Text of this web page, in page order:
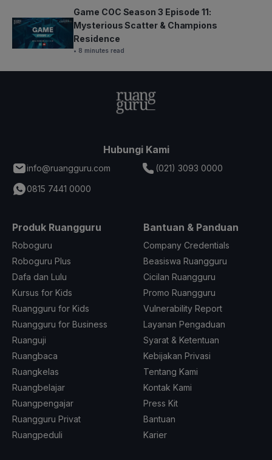
Game COC Season 3 Episode 11:
Mysterious Scatter & Champions
Residence
• 8 minutes read
Hubungi Kami
info@ruangguru.com
(021) 3093 0000
0815 7441 0000
Produk Ruangguru
Roboguru
Roboguru Plus
Dafa dan Lulu
Kursus for Kids
Ruangguru for Kids
Ruangguru for Business
Ruanguji
Ruangbaca
Ruangkelas
Ruangbelajar
Ruangpengajar
Ruangguru Privat
Ruangpeduli
Bantuan & Panduan
Company Credentials
Beasiswa Ruangguru
Cicilan Ruangguru
Promo Ruangguru
Vulnerability Report
Layanan Pengaduan
Syarat & Ketentuan
Kebijakan Privasi
Tentang Kami
Kontak Kami
Press Kit
Bantuan
Karier